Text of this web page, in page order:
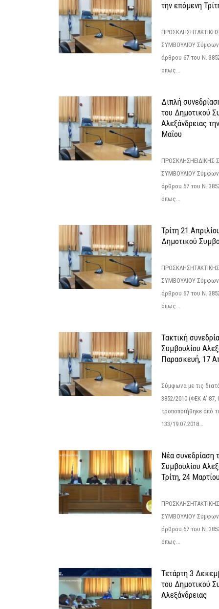
την επόμενη
ΣΥΜΒΟΥΛΙΟΥ
άρθρου 67 του Ν.
όπως...
Διπλή
του Δημοτικού
Αλεξάνδρειας
Μαΐου
ΠΡΟΣΚΛΗΣΗΕΙΔΙΚΗΣ
ΣΥΜΒΟΥΛΙΟΥ
άρθρου 67 του Ν.
όπως...
Τρίτη 21
Δημοτικού
ΣΥΜΒΟΥΛΙΟΥ
άρθρου 67 του Ν.
όπως...
Τακτική
Συμβουλίου
Παρασκευή, 17
Σύμφωνα με τις
3852/2010 (ΦΕΚ Α’ 87,
τροποποιήθηκε από
133/19.07.2018...
Νέα συνεδρίαση
Συμβουλίου
Τρίτη, 24
ΣΥΜΒΟΥΛΙΟΥ
άρθρου 67 του Ν.
όπως...
Τετάρτη 3
του Δημοτικού
Αλεξάνδρειας